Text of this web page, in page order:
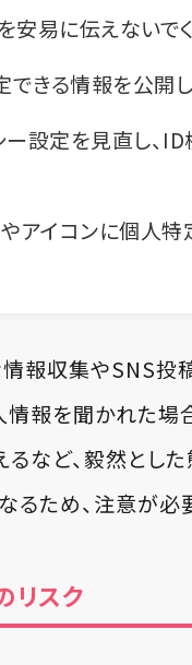
易に伝えないでく
きる情報を公開し
ー設定を見直し、
アイコンに個人
報収集やSNS投
情報を聞かれた場
るなど、毅然とし
るため、注意が必
リスク